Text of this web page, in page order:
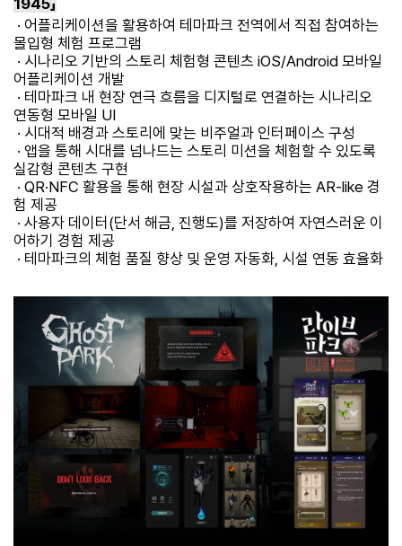
1945」
· 어플리케이션을 활용하여 테마파크 전역에서 직접 참여하는
몰입형 체험 프로그램
· 시나리오 기반의 스토리 체험형 콘텐츠 iOS/Android 모바일
어플리케이션 개발
· 테마파크 내 현장 연극 흐름을 디지털로 연결하는 시나리오
연동형 모바일 UI
· 시대적 배경과 스토리에 맞는 비주얼과 인터페이스 구성
· 앱을 통해 시대를 넘나드는 스토리 미션을 체험할 수 있도록
실감형 콘텐츠 구현
· QR·NFC 활용을 통해 현장 시설과 상호작용하는 AR-like 경
험 제공
· 사용자 데이터(단서 해금, 진행도)를 저장하여 자연스러운 이
어하기 경험 제공
· 테마파크의 체험 품질 향상 및 운영 자동화, 시설 연동 효율화